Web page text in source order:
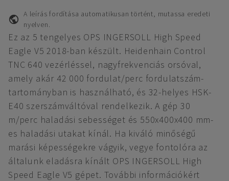
A leírás fordítása automatikusan történt, mutassa eredeti
nyelven.
Ez az 5 tengelyes OPS INGERSOLL High Speed
Eagle V5 2018-ban készült. Heidenhain Control
TNC 640 vezérléssel, nagyfrekvenciás orsóval,
amely akár 42 000 fordulat/perc fordulatszám-
tartományban is használható, és 32-helyes HSK-
E40 szerszámváltóval rendelkezik. A gép 30
m/perc haladási sebességet és 550x400x400 mm-
es haladási utakat kínál. Ha kiváló minőségű
marási képességekre vágyik, vegye fontolóra az
általunk eladásra kínált OPS INGERSOLL High
Speed Eagle V5 gépet. További információkért